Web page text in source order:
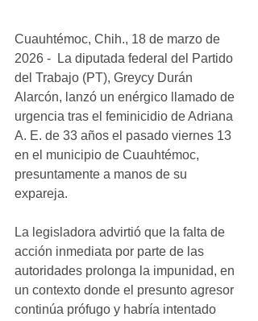
Cuauhtémoc, Chih., 18 de marzo de
2026 -  La diputada federal del Partido
del Trabajo (PT), Greycy Durán
Alarcón, lanzó un enérgico llamado de
urgencia tras el feminicidio de Adriana
A. E. de 33 años el pasado viernes 13
en el municipio de Cuauhtémoc,
presuntamente a manos de su
expareja.
La legisladora advirtió que la falta de
acción inmediata por parte de las
autoridades prolonga la impunidad, en
un contexto donde el presunto agresor
continúa prófugo y habría intentado